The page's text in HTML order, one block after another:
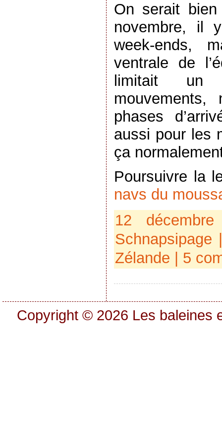
On serait
novembre, il
week-ends,
ventrale de
limitait
mouvements,
phases
aussi pour les
ça
Poursuivre la
navs du
12
Schnapsipage
Zélande | 5
Copyright © 2026 Les baleines